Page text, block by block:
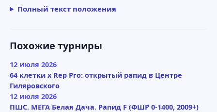
Полный текст положения
Похожие турниры
12 июля 2026
64 клетки x Rep Pro: открытый рапид в Центре
Гиляровского
12 июля 2026
ПШС. МЕГА Белая Дача. Рапид F (ФШР 0-1400, 2009+)